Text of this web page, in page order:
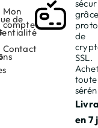
de
Mon
compte
Contact
de
SSL.
toute
en 7